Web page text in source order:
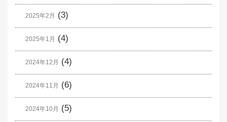
2025年2月 (3)
2025年1月 (4)
2024年12月 (4)
2024年11月 (6)
2024年10月 (5)